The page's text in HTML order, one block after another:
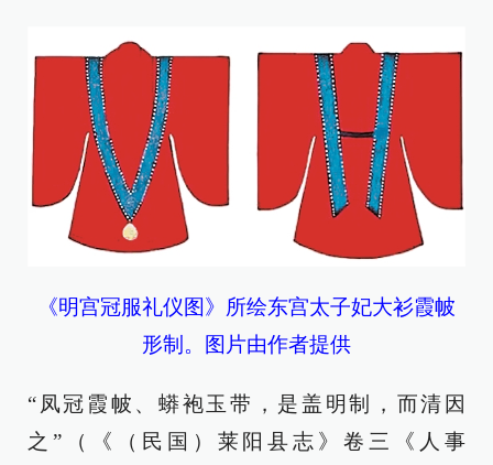
《明宫冠服礼仪图》所绘东宫太子妃大衫霞帔
形制。图片由作者提供
“凤冠霞帔、蟒袍玉带，是盖明制，而清因
之”（《（民国）莱阳县志》卷三《人事